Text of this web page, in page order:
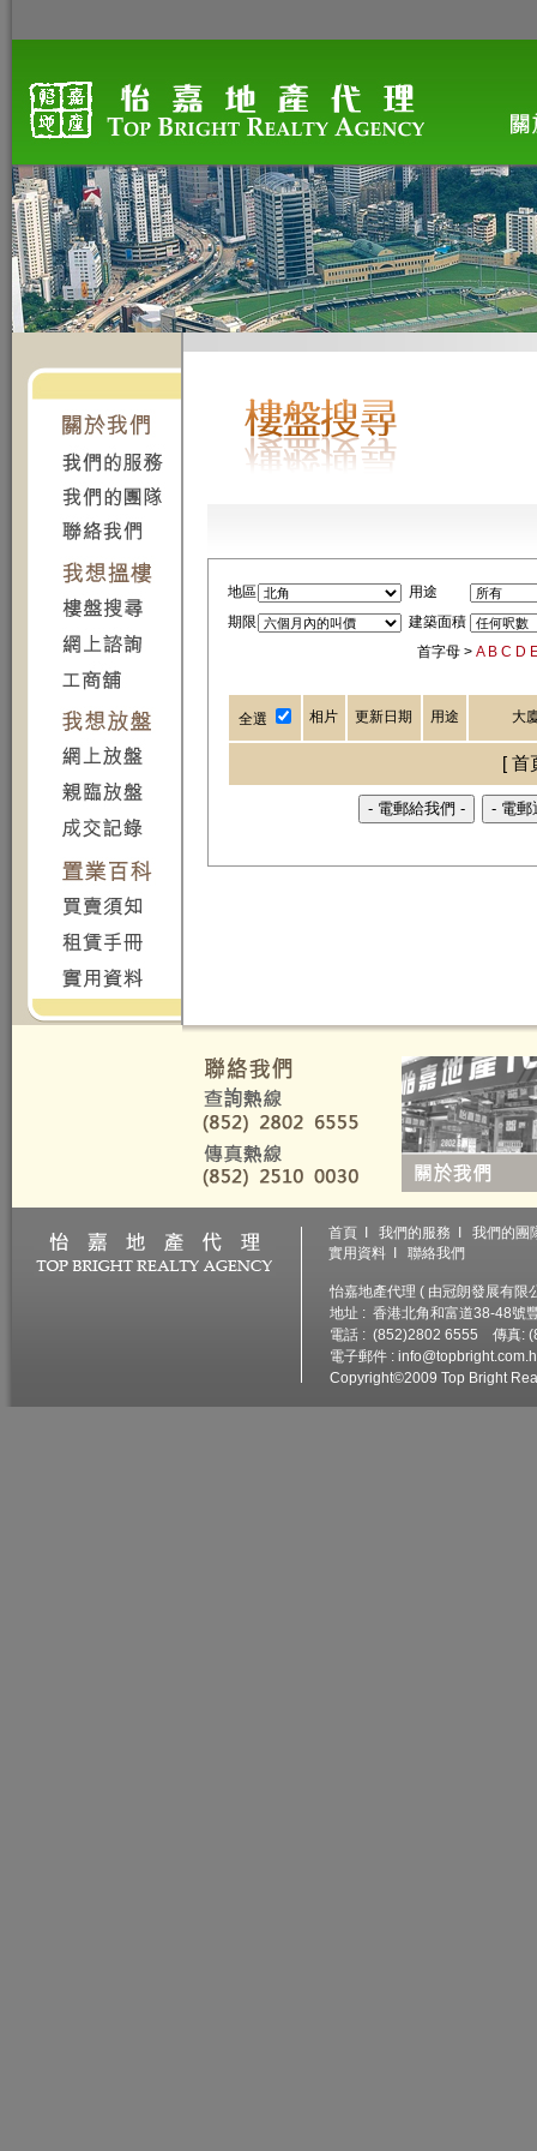
地區
用途
期限
建築面積
首字母 > A B C D
全選 相片 更新日期 用途 大
[ 首
首頁 我們的服務
我們的團
實用資料
聯絡我們
怡嘉地產代理 ( 由冠朗發展有
地址 : 香港北角和富道38-48號
電話 : (852)2802 6555 傳真:
電子郵件 :
Copyright©2009 Top Bright